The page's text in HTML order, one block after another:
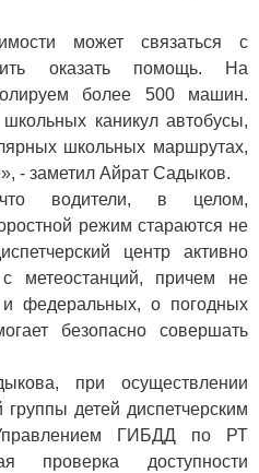
может связаться с
оказать помощь. На
более 500 машин.
каникул автобусы,
школьных маршрутах,
- заметил Айрат Садыков.
водители, в целом,
режим стараются не
центр активно
метеостанций, причем не
и федеральных, о погодных
безопасно совершать
при осуществлении
группы детей диспетчерским
ГИБДД по РТ
проверка доступности